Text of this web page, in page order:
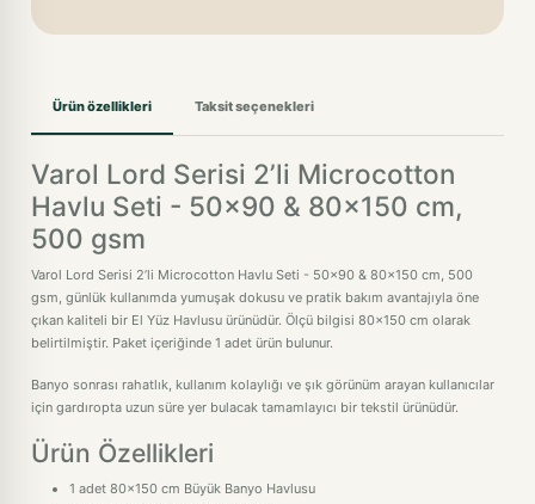
Ürün özellikleri Taksit seçenekleri
Varol Lord Serisi 2’li Microcotton
Havlu Seti - 50x90 & 80x150 cm,
500 gsm
Varol Lord Serisi 2’li Microcotton Havlu Seti - 50x90 & 80x150 cm, 500
gsm, günlük kullanımda yumuşak dokusu ve pratik bakım avantajıyla öne
çıkan kaliteli bir El Yüz Havlusu ürünüdür. Ölçü bilgisi 80x150 cm olarak
belirtilmiştir. Paket içeriğinde 1 adet ürün bulunur.
Banyo sonrası rahatlık, kullanım kolaylığı ve şık görünüm arayan kullanıcılar
için gardıropta uzun süre yer bulacak tamamlayıcı bir tekstil ürünüdür.
Ürün Özellikleri
1 adet 80x150 cm Büyük Banyo Havlusu